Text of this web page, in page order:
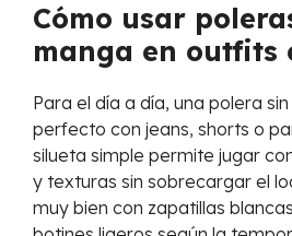
Cómo usar
manga en outfits
Para el día a día, una polera
perfecto con jeans, shorts o
silueta simple permite jugar
y texturas sin sobrecargar el
muy bien con zapatillas